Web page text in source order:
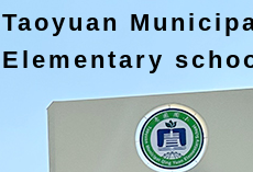
Taoyuan
Elementary